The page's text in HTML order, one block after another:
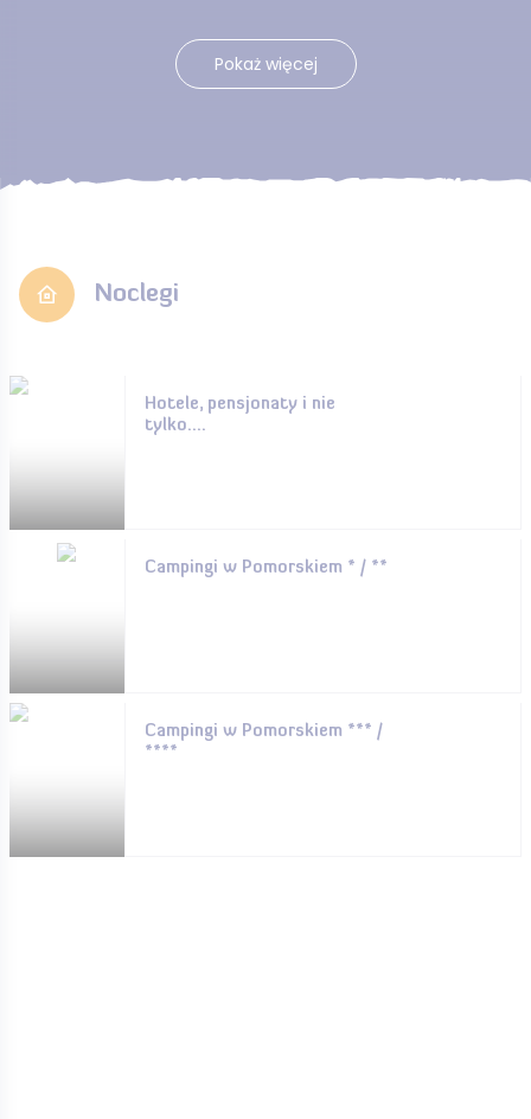
Pokaż więcej
Noclegi
Hotele, pensjonaty i nie
tylko....
Campingi w Pomorskiem * / **
Campingi w Pomorskiem *** /
****